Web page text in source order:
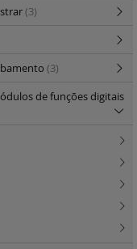
(3)
(3)
de funções digitais